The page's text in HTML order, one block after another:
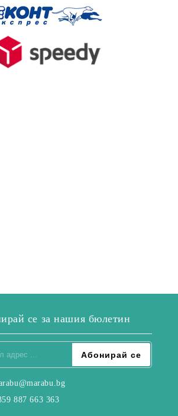
се за нашия бюлетин
887 663 363